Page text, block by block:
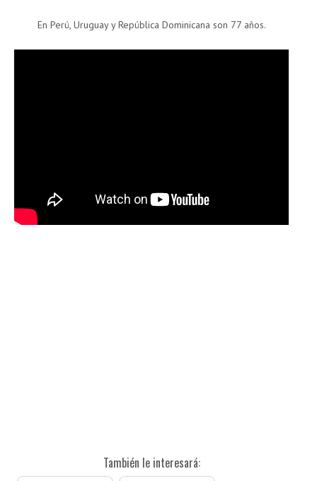
En Perú, Uruguay y República Dominicana son 77 años.
También le interesará: